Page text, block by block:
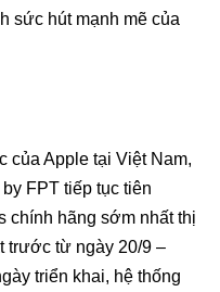
sức hút mạnh mẽ của
của Apple tại Việt Nam,
FPT tiếp tục tiên
chính hãng sớm nhất thị
trước từ ngày 20/9 –
triển khai, hệ thống